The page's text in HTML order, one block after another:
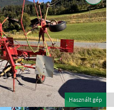
Használt gép